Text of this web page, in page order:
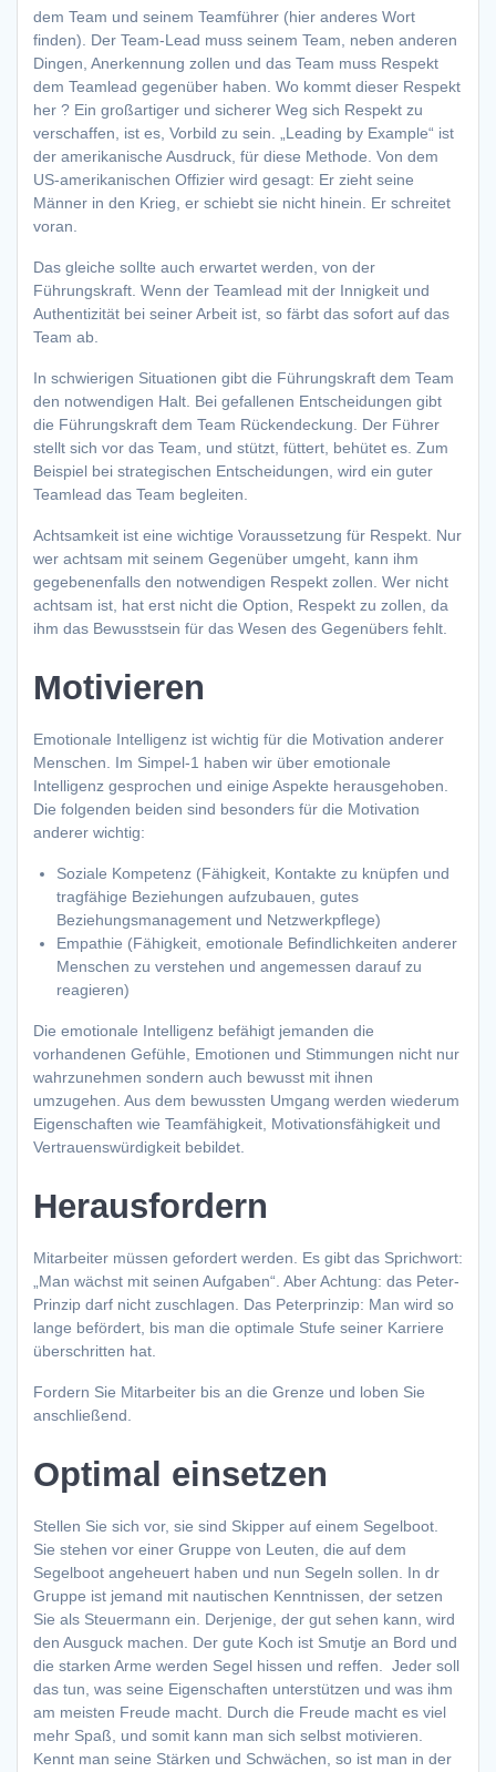
dem Team und seinem Teamführer (hier anderes Wort
finden). Der Team-Lead muss seinem Team, neben anderen
Dingen, Anerkennung zollen und das Team muss Respekt
dem Teamlead gegenüber haben. Wo kommt dieser Respekt
her ? Ein großartiger und sicherer Weg sich Respekt zu
verschaffen, ist es, Vorbild zu sein. „Leading by Example“ ist
der amerikanische Ausdruck, für diese Methode. Von dem
US-amerikanischen Offizier wird gesagt: Er zieht seine
Männer in den Krieg, er schiebt sie nicht hinein. Er schreitet
voran.
Das gleiche sollte auch erwartet werden, von der
Führungskraft. Wenn der Teamlead mit der Innigkeit und
Authentizität bei seiner Arbeit ist, so färbt das sofort auf das
Team ab.
In schwierigen Situationen gibt die Führungskraft dem Team
den notwendigen Halt. Bei gefallenen Entscheidungen gibt
die Führungskraft dem Team Rückendeckung. Der Führer
stellt sich vor das Team, und stützt, füttert, behütet es. Zum
Beispiel bei strategischen Entscheidungen, wird ein guter
Teamlead das Team begleiten.
Achtsamkeit ist eine wichtige Voraussetzung für Respekt. Nur
wer achtsam mit seinem Gegenüber umgeht, kann ihm
gegebenenfalls den notwendigen Respekt zollen. Wer nicht
achtsam ist, hat erst nicht die Option, Respekt zu zollen, da
ihm das Bewusstsein für das Wesen des Gegenübers fehlt.
Motivieren
Emotionale Intelligenz ist wichtig für die Motivation anderer
Menschen. Im Simpel-1 haben wir über emotionale
Intelligenz gesprochen und einige Aspekte herausgehoben.
Die folgenden beiden sind besonders für die Motivation
anderer wichtig:
Soziale Kompetenz (Fähigkeit, Kontakte zu knüpfen und
tragfähige Beziehungen aufzubauen, gutes
Beziehungsmanagement und Netzwerkpflege)
Empathie (Fähigkeit, emotionale Befindlichkeiten anderer
Menschen zu verstehen und angemessen darauf zu
reagieren)
Die emotionale Intelligenz befähigt jemanden die
vorhandenen Gefühle, Emotionen und Stimmungen nicht nur
wahrzunehmen sondern auch bewusst mit ihnen
umzugehen. Aus dem bewussten Umgang werden wiederum
Eigenschaften wie Teamfähigkeit, Motivationsfähigkeit und
Vertrauenswürdigkeit bebildet.
Herausfordern
Mitarbeiter müssen gefordert werden. Es gibt das Sprichwort:
„Man wächst mit seinen Aufgaben“. Aber Achtung: das Peter-
Prinzip darf nicht zuschlagen. Das Peterprinzip: Man wird so
lange befördert, bis man die optimale Stufe seiner Karriere
überschritten hat.
Fordern Sie Mitarbeiter bis an die Grenze und loben Sie
anschließend.
Optimal einsetzen
Stellen Sie sich vor, sie sind Skipper auf einem Segelboot.
Sie stehen vor einer Gruppe von Leuten, die auf dem
Segelboot angeheuert haben und nun Segeln sollen. In dr
Gruppe ist jemand mit nautischen Kenntnissen, der setzen
Sie als Steuermann ein. Derjenige, der gut sehen kann, wird
den Ausguck machen. Der gute Koch ist Smutje an Bord und
die starken Arme werden Segel hissen und reffen. Jeder soll
das tun, was seine Eigenschaften unterstützen und was ihm
am meisten Freude macht. Durch die Freude macht es viel
mehr Spaß, und somit kann man sich selbst motivieren.
Kennt man seine Stärken und Schwächen, so ist man in der